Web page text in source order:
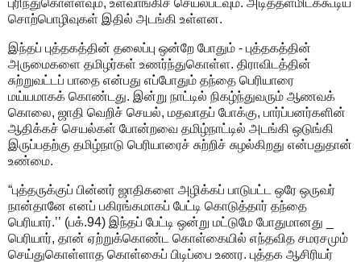
புரிந்துகொள்ளவும், உள்வாங்கிச் செயல்படவும். அடித்தளமிடக்கூடிய
சொற்பொழிவுகள் இதில் அடங்கி உள்ளன.
இந்தப் புத்தகத்தின் தலைப்பு ஒன்றே போதும் - புத்தகத்தின்
அருமைகளை தமிழர்கள் உணர்ந்துகொள்ள. திராவிடத்தின்
சுற்றுவட்டப் பாதை என்பது எப்போதும் தந்தை பெரியாரை
மய்யமாகக் கொண்டது. இன்று நாட்டில் நிகழ்ந்துவரும் ஆணவக்
கொலை, ஜாதி வெறிச் செயல், மதவாதப் போக்கு, பார்ப்பனர்களின்
ஆதிக்கச் செயல்கள் போன்றவை தமிழ்நாட்டில் அடங்கி ஒடுங்கி
இருப்பதற்கு தமிழ்நாடு பெரியாரைச் சுற்றிச் சுழல்கிறது என்பதுதான்
உண்மை.
“புத்தருக்குப் பின்னர் ஜாதிகளை அழிக்கப் பாடுபட்ட ஒரே ஒருவர்
நான்தானே எனப் பகிரங்கமாகப் பேட்டி கொடுத்தார் தந்தை
பெரியார்.’’ (பக்.94) இந்தப் பேட்டி ஒன்று மட்டுமே போதுமானது _
பெரியார், தான் ஏற்றுக்கொண்ட கொள்கையில் எந்தவித சமரசமும்
செய்துகொள்ளாத கொள்கைப் பிடிப்பை உணர. புத்தக ஆசிரியர்